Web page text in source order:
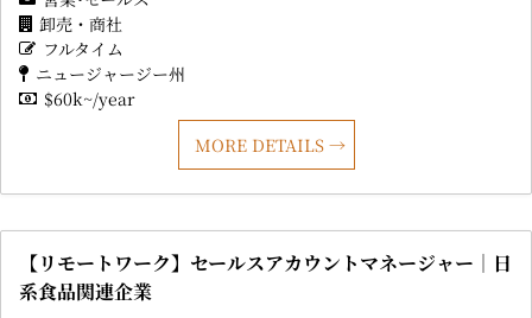
卸売・商社
フルタイム
ニュージャージー州
$60k~/year
MORE DETAILS
【リモートワーク】セールスアカウントマネージャー｜日
系食品関連企業